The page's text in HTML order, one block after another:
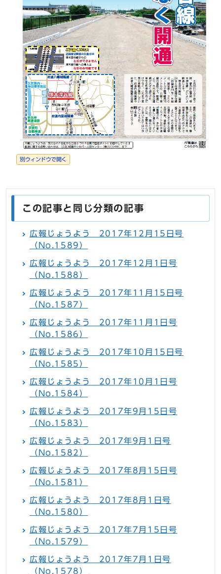
別ウィンドウで開く
この記事と同じ分類の記事
広報じょうよう 2017年12月15日号
（No.1589）
広報じょうよう 2017年12月1日号
（No.1588）
広報じょうよう 2017年11月15日号
（No.1587）
広報じょうよう 2017年11月1日号
（No.1586）
広報じょうよう 2017年10月15日号
（No.1585）
広報じょうよう 2017年10月1日号
（No.1584）
広報じょうよう 2017年9月15日号
（No.1583）
広報じょうよう 2017年9月1日号
（No.1582）
広報じょうよう 2017年8月15日号
（No.1581）
広報じょうよう 2017年8月1日号
（No.1580）
広報じょうよう 2017年7月15日号
（No.1579）
広報じょうよう 2017年7月1日号
（No.1578）